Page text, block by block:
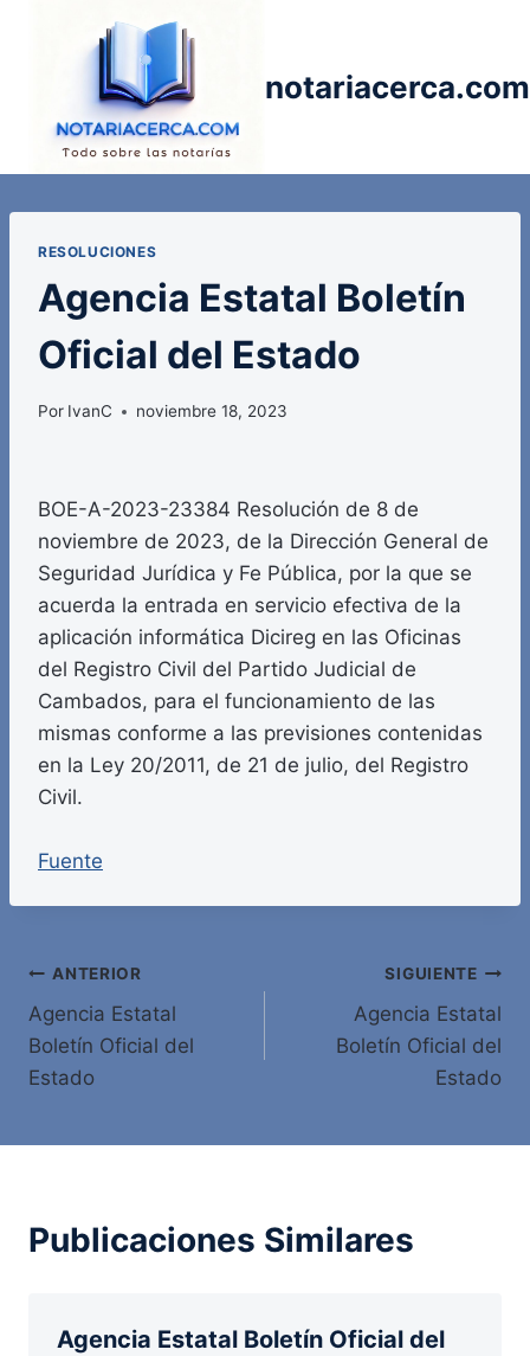
notariacerca.com
RESOLUCIONES
Agencia Estatal Boletín
Oficial del Estado
Por IvanC noviembre 18, 2023
BOE-A-2023-23384 Resolución de 8 de
noviembre de 2023, de la Dirección General de
Seguridad Jurídica y Fe Pública, por la que se
acuerda la entrada en servicio efectiva de la
aplicación informática Dicireg en las Oficinas
del Registro Civil del Partido Judicial de
Cambados, para el funcionamiento de las
mismas conforme a las previsiones contenidas
en la Ley 20/2011, de 21 de julio, del Registro
Civil.
Fuente
Navegación
de
entradas
ANTERIOR
Agencia Estatal
Boletín Oficial del
Estado
SIGUIENTE
Agencia Estatal
Boletín Oficial del
Estado
Publicaciones Similares
Agencia Estatal Boletín Oficial del